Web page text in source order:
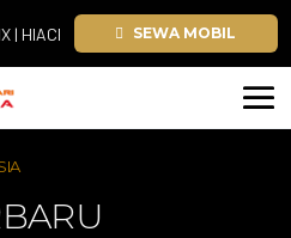
HIACE SEWA MOBIL